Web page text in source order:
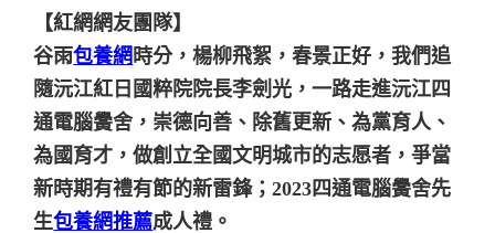
【紅網網友團隊】
谷雨包養網 時分，楊柳飛絮，春景正好，我們追
隨沅江紅日國粹院院長李劍光，一路走進沅江四
通電腦黌舍，崇德向善、除舊更新、為黨育人、
為國育才，做創立全國文明城市的志愿者，爭當
新時期有禮有節的新雷鋒；2023四通電腦黌舍先
生包養網推薦成人禮。